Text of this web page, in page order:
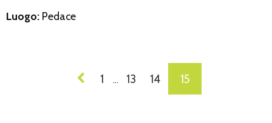
Luogo: Pedace
NAVIGAZIONE
1 … 13 14 15